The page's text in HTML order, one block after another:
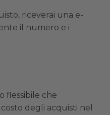
riceverai una e-
il numero e i
flessibile che
degli acquisti nel